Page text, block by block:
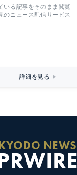
いる記事をそのまま閲覧
のニュース配信サービス
詳細を見る
NEWS